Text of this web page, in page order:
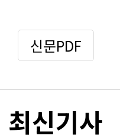
신문PDF
최신기사